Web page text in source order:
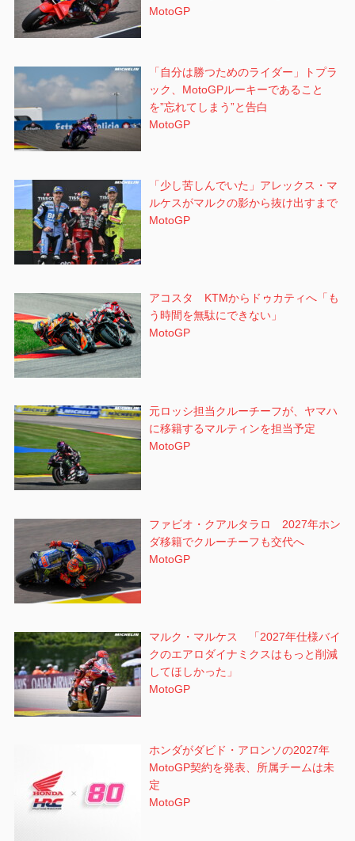
MotoGP
「自分は勝つためのライダー」トプラ
ック、MotoGPルーキーであること
を”忘れてしまう”と告白
MotoGP
「少し苦しんでいた」アレックス・マ
ルケスがマルクの影から抜け出すまで
MotoGP
アコスタ KTMからドゥカティへ「も
う時間を無駄にできない」
MotoGP
元ロッシ担当クルーチーフが、ヤマハ
に移籍するマルティンを担当予定
MotoGP
ファビオ・クアルタラロ 2027年ホン
ダ移籍でクルーチーフも交代へ
MotoGP
マルク・マルケス 「2027年仕様バイ
クのエアロダイナミクスはもっと削減
してほしかった」
MotoGP
ホンダがダビド・アロンソの2027年
MotoGP契約を発表、所属チームは未
定
MotoGP